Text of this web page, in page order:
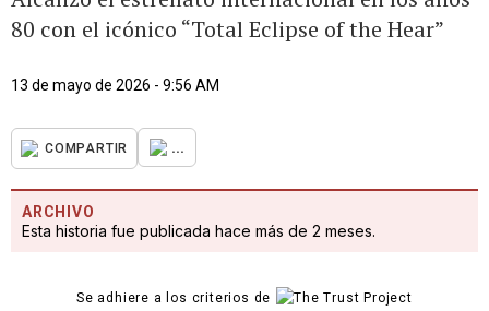
80 con el icónico “Total Eclipse of the Hear”
13 de mayo de 2026 - 9:56 AM
COMPARTIR ...
ARCHIVO
Esta historia fue publicada hace más de 2 meses.
Se adhiere a los criterios de